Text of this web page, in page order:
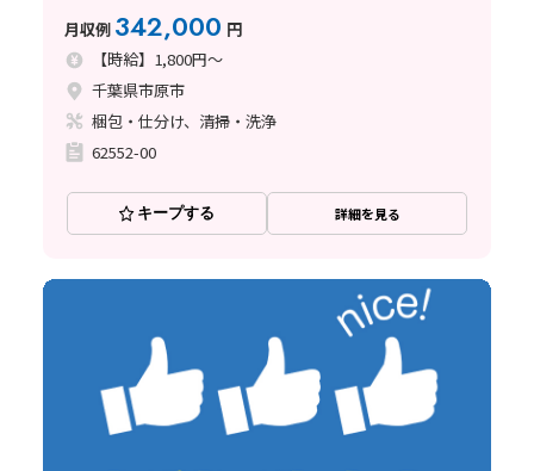
月収例 342,000 円
【時給】1,800円～
千葉県市原市
梱包・仕分け、清掃・洗浄
62552-00
キープする 詳細を見る